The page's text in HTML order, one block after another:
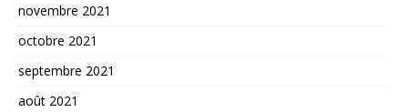
novembre 2021
octobre 2021
septembre 2021
août 2021